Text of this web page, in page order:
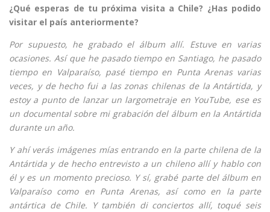
¿Qué esperas de tu próxima visita a Chile? ¿Has podido
visitar el país anteriormente?
Por supuesto, he grabado el álbum allí. Estuve en varias
ocasiones. Así que he pasado tiempo en Santiago, he pasado
tiempo en Valparaíso, pasé tiempo en Punta Arenas varias
veces, y de hecho fui a las zonas chilenas de la Antártida, y
estoy a punto de lanzar un largometraje en YouTube, ese es
un documental sobre mi grabación del álbum en la Antártida
durante un año.
Y ahí verás imágenes mías entrando en la parte chilena de la
Antártida y de hecho entrevisto a un chileno allí y hablo con
él y es un momento precioso. Y sí, grabé parte del álbum en
Valparaíso como en Punta Arenas, así como en la parte
antártica de Chile. Y también di conciertos allí, toqué seis